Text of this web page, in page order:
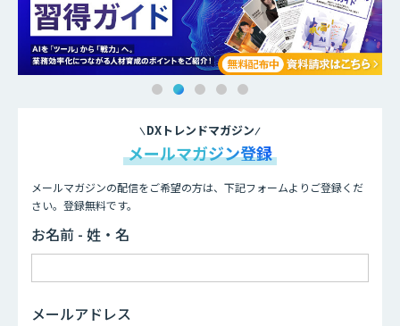
DXトレンドマガジン
メールマガジン登録
メールマガジンの配信をご希望の方は、下記フォームよりご登録くだ
さい。登録無料です。
お名前 - 姓・名
メールアドレス